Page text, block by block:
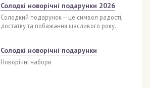
Солодкі новорічні подарунки 2026
Солодкий подарунок — це символ радості,
достатку та побажання щасливого року.
Солодкі новорічні подарунки
Новорічні набори